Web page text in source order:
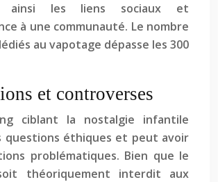
ainsi les liens sociaux et
à une communauté. Le nombre
au vapotage dépasse les 300
et controverses
ciblant la nostalgie infantile
questions éthiques et peut avoir
problématiques. Bien que le
théoriquement interdit aux